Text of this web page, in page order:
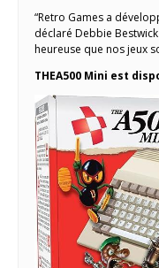
“Retro Games a
déclaré Debbie Bestwick
heureuse que nos jeux
THEA500 Mini est